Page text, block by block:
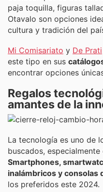
paja toquilla, figuras
Otavalo son opciones
cultura y tradición del
Mi Comisariato y De Prati
este tipo en sus
encontrar opciones
Regalos
amantes de la
La tecnología es uno de
buscados,
Smartphones,
inalámbricos y consolas
los preferidos este 2024.